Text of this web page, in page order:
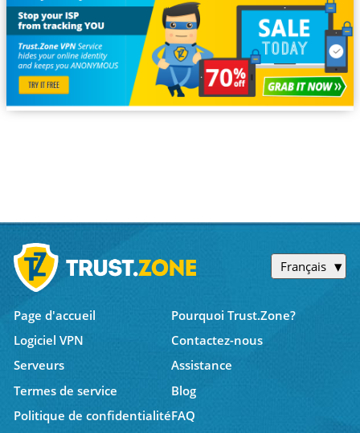
Français
Page d'accueil
Pourquoi Trust.Zone?
Logiciel VPN
Contactez-nous
Serveurs
Assistance
Termes de service
Blog
Politique de confidentialitéFAQ